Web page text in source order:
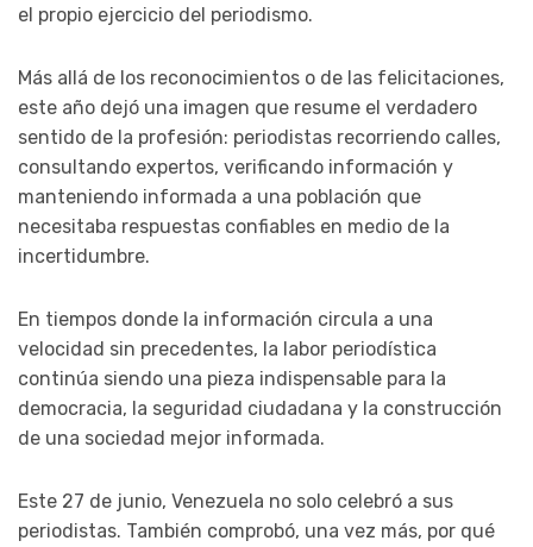
el propio ejercicio del periodismo.
Más allá de los reconocimientos o de las felicitaciones,
este año dejó una imagen que resume el verdadero
sentido de la profesión: periodistas recorriendo calles,
consultando expertos, verificando información y
manteniendo informada a una población que
necesitaba respuestas confiables en medio de la
incertidumbre.
En tiempos donde la información circula a una
velocidad sin precedentes, la labor periodística
continúa siendo una pieza indispensable para la
democracia, la seguridad ciudadana y la construcción
de una sociedad mejor informada.
Este 27 de junio, Venezuela no solo celebró a sus
periodistas. También comprobó, una vez más, por qué